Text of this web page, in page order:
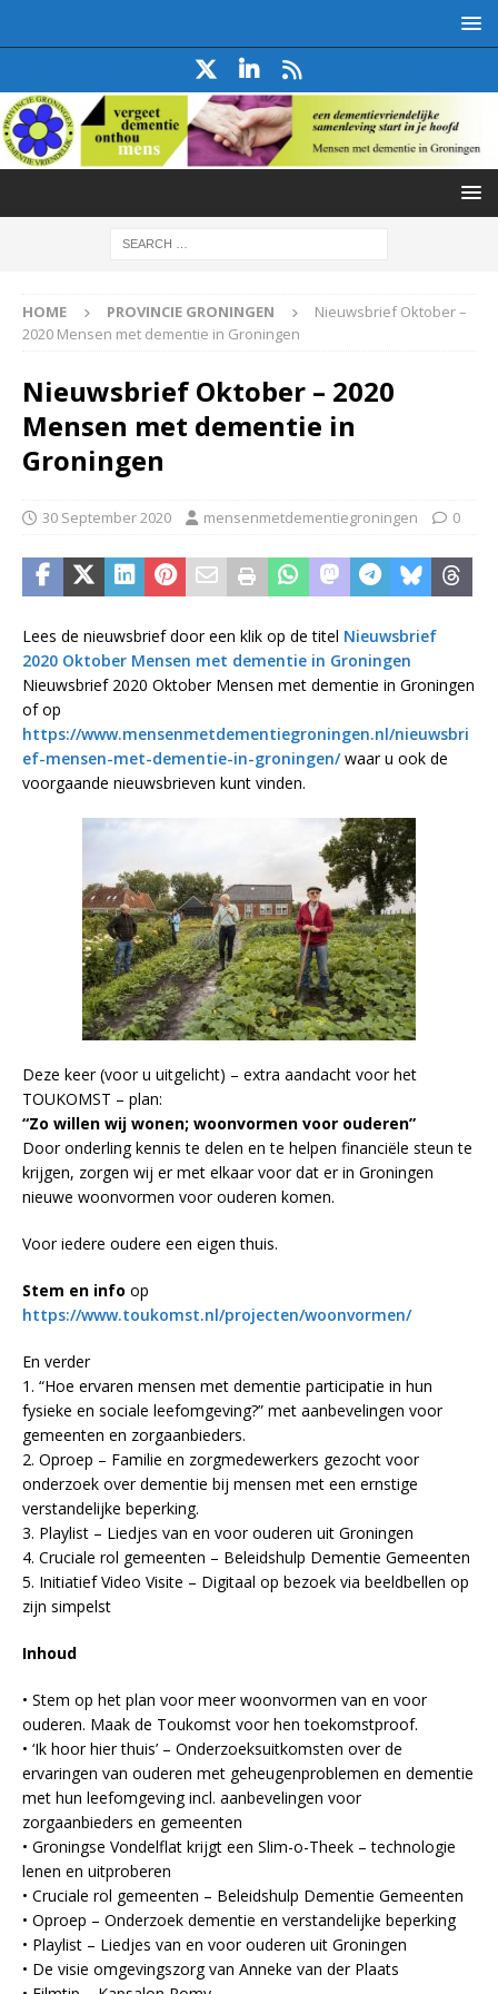
HOME PROVINCIE GRONINGEN
Nieuwsbrief Oktober –
2020 Mensen met dementie in Groningen
Nieuwsbrief Oktober – 2020
Mensen met dementie in
Groningen
30 September 2020 mensenmetdementiegroningen 0
Lees de nieuwsbrief door een klik op de titel Nieuwsbrief
2020 Oktober Mensen met dementie in Groningen
Nieuwsbrief 2020 Oktober Mensen met dementie in Groningen
of op
https://www.mensenmetdementiegroningen.nl/nieuwsbri
ef-mensen-met-dementie-in-groningen/waar u ook de
voorgaande nieuwsbrieven kunt vinden.
Deze keer (voor u uitgelicht) – extra aandacht voor het
TOUKOMST – plan:
“Zo willen wij wonen; woonvormen voor ouderen”
Door onderling kennis te delen en te helpen financiële steun te
krijgen, zorgen wij er met elkaar voor dat er in Groningen
nieuwe woonvormen voor ouderen komen.
Voor iedere oudere een eigen thuis.
Stem en info op
https://www.toukomst.nl/projecten/woonvormen/
En verder
1. “Hoe ervaren mensen met dementie participatie in hun
fysieke en sociale leefomgeving?” met aanbevelingen voor
gemeenten en zorgaanbieders.
2. Oproep – Familie en zorgmedewerkers gezocht voor
onderzoek over dementie bij mensen met een ernstige
verstandelijke beperking.
3. Playlist – Liedjes van en voor ouderen uit Groningen
4. Cruciale rol gemeenten – Beleidshulp Dementie Gemeenten
5. Initiatief Video Visite – Digitaal op bezoek via beeldbellen op
zijn simpelst
Inhoud
• Stem op het plan voor meer woonvormen van en voor
ouderen. Maak de Toukomst voor hen toekomstproof.
• ‘Ik hoor hier thuis’ – Onderzoeksuitkomsten over de
ervaringen van ouderen met geheugenproblemen en dementie
met hun leefomgeving incl. aanbevelingen voor
zorgaanbieders en gemeenten
• Groningse Vondelflat krijgt een Slim-o-Theek – technologie
lenen en uitproberen
• Cruciale rol gemeenten – Beleidshulp Dementie Gemeenten
• Oproep – Onderzoek dementie en verstandelijke beperking
• Playlist – Liedjes van en voor ouderen uit Groningen
• De visie omgevingszorg van Anneke van der Plaats